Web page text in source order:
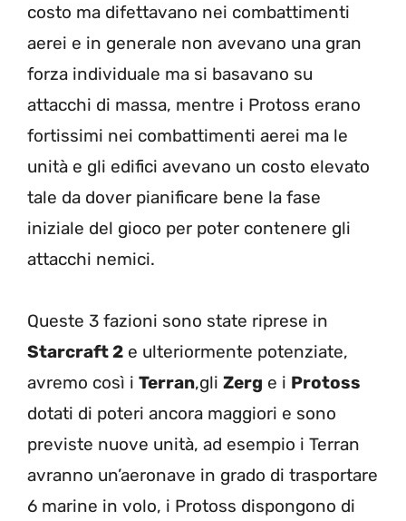
costo ma difettavano nei combattimenti
aerei e in generale non avevano una gran
forza individuale ma si basavano su
attacchi di massa, mentre i Protoss erano
fortissimi nei combattimenti aerei ma le
unità e gli edifici avevano un costo elevato
tale da dover pianificare bene la fase
iniziale del gioco per poter contenere gli
attacchi nemici.
Queste 3 fazioni sono state riprese in
Starcraft 2 e ulteriormente potenziate,
avremo così i Terran,gli Zerg e i Protoss
dotati di poteri ancora maggiori e sono
previste nuove unità, ad esempio i Terran
avranno un’aeronave in grado di trasportare
6 marine in volo, i Protoss dispongono di